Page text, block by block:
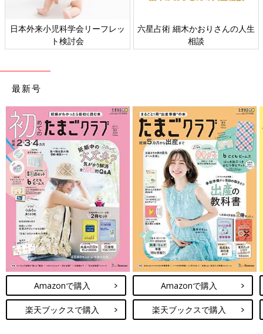
日本外来小児科学会リーフレッ
ト検討会
六星占術 細木かおりさんの人生
相談
最新号
Amazonで購入
楽天ブックスで購入
Amazonで購入
楽天ブックスで購入